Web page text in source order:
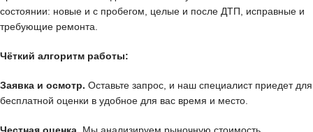
состоянии: новые и с пробегом, целые и после ДТП, исправные и
требующие ремонта.
Чёткий алгоритм работы:
Заявка и осмотр. Оставьте запрос, и наш специалист приедет для
бесплатной оценки в удобное для вас время и место.
Честная оценка. Мы анализируем рыночную стоимость,